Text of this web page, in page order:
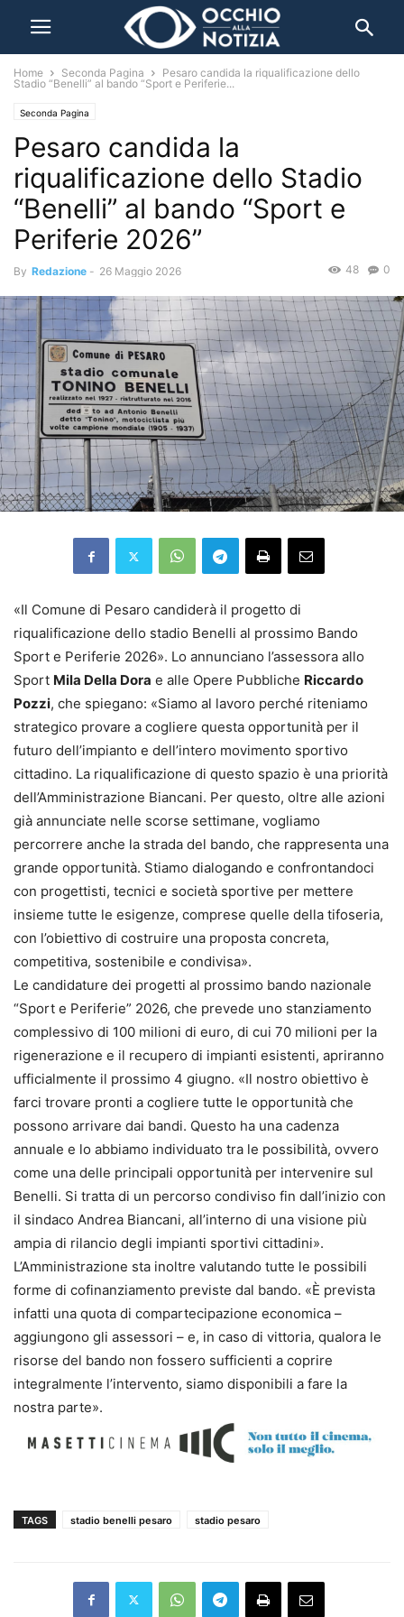
Home Seconda Pagina
Pesaro candida la riqualificazione dello
Stadio “Benelli” al bando “Sport e Periferie...
Seconda Pagina
Pesaro candida la
riqualificazione dello Stadio
“Benelli” al bando “Sport e
Periferie 2026”
By Redazione - 26 Maggio 2026 0
48
«Il Comune di Pesaro candiderà il progetto di
riqualificazione dello stadio Benelli al prossimo Bando
Sport e Periferie 2026». Lo annunciano l’assessora allo
Sport Mila Della Dora e alle Opere Pubbliche Riccardo
Pozzi, che spiegano: «Siamo al lavoro perché riteniamo
strategico provare a cogliere questa opportunità per il
futuro dell’impianto e dell’intero movimento sportivo
cittadino. La riqualificazione di questo spazio è una priorità
dell’Amministrazione Biancani. Per questo, oltre alle azioni
già annunciate nelle scorse settimane, vogliamo
percorrere anche la strada del bando, che rappresenta una
grande opportunità. Stiamo dialogando e confrontandoci
con progettisti, tecnici e società sportive per mettere
insieme tutte le esigenze, comprese quelle della tifoseria,
con l’obiettivo di costruire una proposta concreta,
competitiva, sostenibile e condivisa».
Le candidature dei progetti al prossimo bando nazionale
“Sport e Periferie” 2026, che prevede uno stanziamento
complessivo di 100 milioni di euro, di cui 70 milioni per la
rigenerazione e il recupero di impianti esistenti, apriranno
ufficialmente il prossimo 4 giugno. «Il nostro obiettivo è
farci trovare pronti a cogliere tutte le opportunità che
possono arrivare dai bandi. Questo ha una cadenza
annuale e lo abbiamo individuato tra le possibilità, ovvero
come una delle principali opportunità per intervenire sul
Benelli. Si tratta di un percorso condiviso fin dall’inizio con
il sindaco Andrea Biancani, all’interno di una visione più
ampia di rilancio degli impianti sportivi cittadini».
L’Amministrazione sta inoltre valutando tutte le possibili
forme di cofinanziamento previste dal bando. «È prevista
infatti una quota di compartecipazione economica –
aggiungono gli assessori – e, in caso di vittoria, qualora le
risorse del bando non fossero sufficienti a coprire
integralmente l’intervento, siamo disponibili a fare la
nostra parte».
TAGS stadio benelli pesaro stadio pesaro